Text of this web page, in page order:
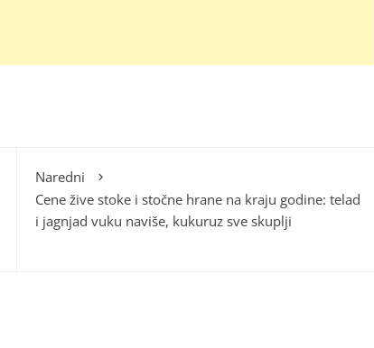
Naredni
Cene žive stoke i stočne hrane na kraju godine: telad
i jagnjad vuku naviše, kukuruz sve skuplji